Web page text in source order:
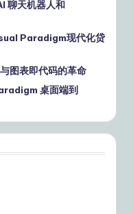
聊天机器人和
Paradigm现代化贷
图表即代码的革命
桌面端到